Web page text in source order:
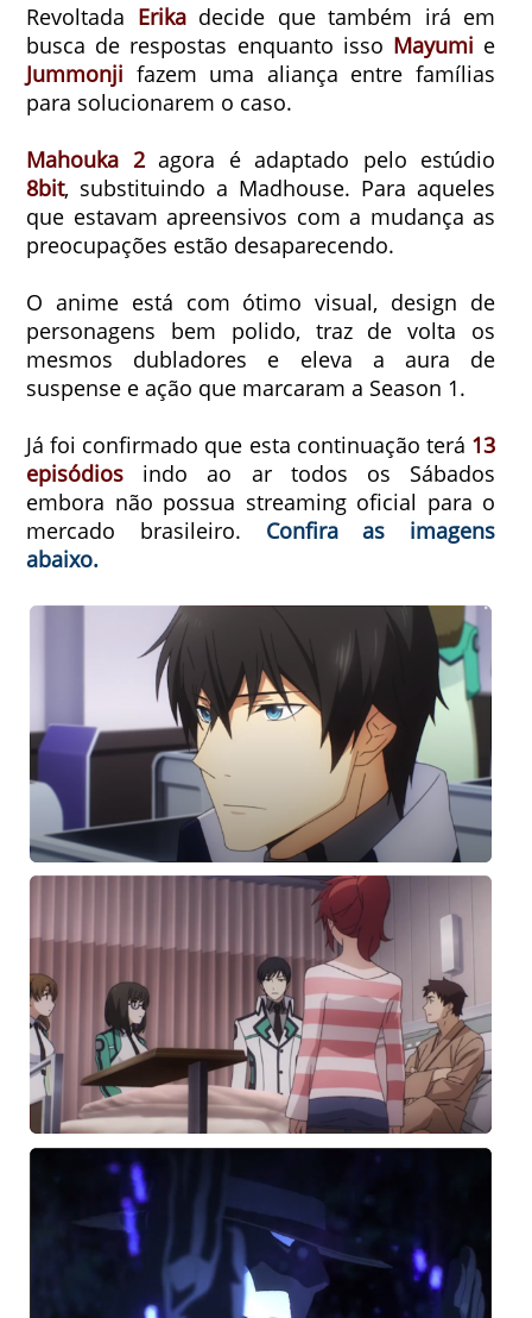
Revoltada Erikadecide que também irá em
busca de respostas enquanto isso Mayumi e
Jummonji fazem uma aliança entre famílias
para solucionarem o caso.
Mahouka 2agora é adaptado pelo estúdio
8bit, substituindo a Madhouse. Para aqueles
que estavam apreensivos com a mudança as
preocupações estão desaparecendo.
O anime está com ótimo visual, design de
personagens bem polido, traz de volta os
mesmos dubladores e eleva a aura de
suspense e ação que marcaram a Season 1.
Já foi confirmado que esta continuação terá 13
episódios indo ao ar todos os Sábados
embora não possua streaming oficial para o
mercado brasileiro. Confira as imagens
abaixo.